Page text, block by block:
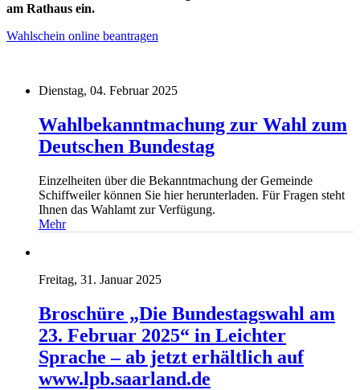
am Rathaus ein.
Wahlschein online beantragen
Dienstag, 04. Februar 2025
Wahlbekanntmachung zur Wahl zum
Deutschen Bundestag
Einzelheiten über die Bekanntmachung der Gemeinde
Schiffweiler können Sie hier herunterladen. Für Fragen steht
Ihnen das Wahlamt zur Verfügung.
Mehr
Freitag, 31. Januar 2025
Broschüre „Die Bundestagswahl am
23. Februar 2025“ in Leichter
Sprache – ab jetzt erhältlich auf
www.lpb.saarland.de